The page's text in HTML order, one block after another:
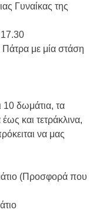
Γυναίκας της
17.30
με μία στάση
10 δωμάτια, τα
και τετράκλινα,
να μας
(Προσφορά που